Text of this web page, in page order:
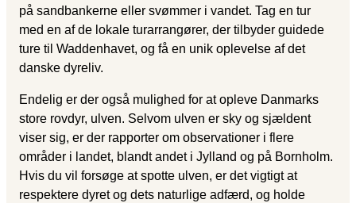
på sandbankerne eller svømmer i vandet. Tag en tur
med en af de lokale turarrangører, der tilbyder guidede
ture til Waddenhavet, og få en unik oplevelse af det
danske dyreliv.
Endelig er der også mulighed for at opleve Danmarks
store rovdyr, ulven. Selvom ulven er sky og sjældent
viser sig, er der rapporter om observationer i flere
områder i landet, blandt andet i Jylland og på Bornholm.
Hvis du vil forsøge at spotte ulven, er det vigtigt at
respektere dyret og dets naturlige adfærd, og holde